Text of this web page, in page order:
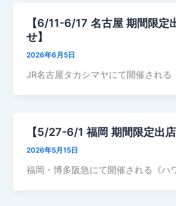
【6/11-6/17 名古屋 期間限定
せ】
2026年6月5日
JR名古屋タカシマヤにて開催される
【5/27-6/1 福岡 期間限定出店
2026年5月15日
福岡・博多阪急にて開催される《ハ